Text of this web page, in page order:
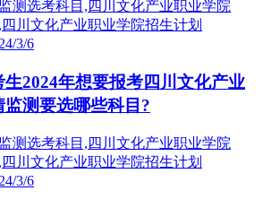
3/6
2024年想要报考四川文化产业
测要选哪些科目?
3/6